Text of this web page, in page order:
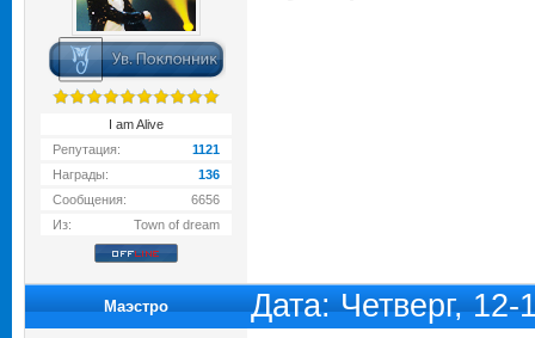
I am Alive
Репутация:
1121
Награды:
136
Сообщения:
6656
Из:
Town of dream
Маэстро Дата: Четверг,